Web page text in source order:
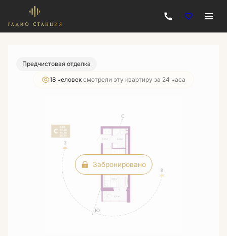
Студия Цена по запросу
Предчистовая отделка
18 человек смотрели эту квартиру за 24 часа
Забронировано